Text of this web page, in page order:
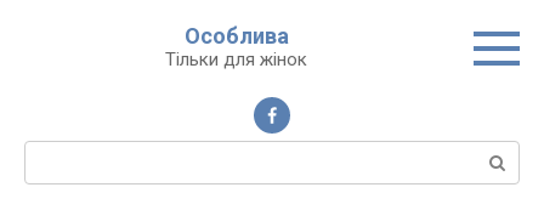
Особлива
Тільки для жінок
Пошук: